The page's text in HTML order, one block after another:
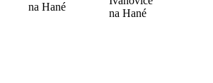
na Hané
na Hané